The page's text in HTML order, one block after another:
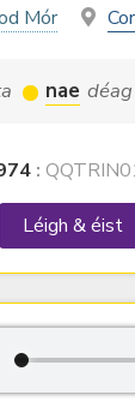
Mór
nae déag
:
Léigh & éist